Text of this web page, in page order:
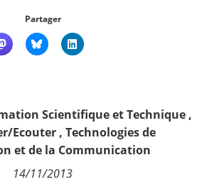
Partager
Scientifique et Technique,
Ecouter, Technologies de
et de la Communication
14/11/2013